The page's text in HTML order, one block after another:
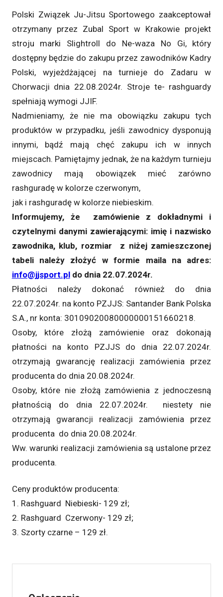
Polski Związek Ju-Jitsu Sportowego zaakceptował
otrzymany przez Zubal Sport w Krakowie projekt
stroju marki Slightroll do Ne-waza No Gi, który
dostępny będzie do zakupu przez zawodników Kadry
Polski, wyjeżdżającej na turnieje do Zadaru w
Chorwacji dnia 22.08.2024r. Stroje te- rashguardy
spełniają wymogi JJIF.
Nadmieniamy, że nie ma obowiązku zakupu tych
produktów w przypadku, jeśli zawodnicy dysponują
innymi, bądź mają chęć zakupu ich w innych
miejscach. Pamiętajmy jednak, że na każdym turnieju
zawodnicy mają obowiązek mieć zarówno
rashguradę w kolorze czerwonym,
jak i rashguradę w kolorze niebieskim.
Informujemy, że zamówienie z dokładnymi i
czytelnymi danymi zawierającymi: imię i nazwisko
zawodnika, klub, rozmiar z niżej zamieszczonej
tabeli należy złożyć w formie maila na adres:
info@jjsport.pldo dnia 22.07.2024r.
Płatności należy dokonać również do dnia
22.07.2024r. na konto PZJJS: Santander Bank Polska
S.A., nr konta: 30109020080000000151660218.
Osoby, które złożą zamówienie oraz dokonają
płatności na konto PZJJS do dnia 22.07.2024r.
otrzymają gwarancję realizacji zamówienia przez
producenta do dnia 20.08.2024r.
Osoby, które nie złożą zamówienia z jednoczesną
płatnością do dnia 22.07.2024r. niestety nie
otrzymają gwarancji realizacji zamówienia przez
producenta do dnia 20.08.2024r.
Ww. warunki realizacji zamówienia są ustalone przez
producenta.
Ceny produktów producenta:
1. Rashguard Niebieski- 129 zł;
2. Rashguard Czerwony- 129 zł;
3. Szorty czarne – 129 zł.